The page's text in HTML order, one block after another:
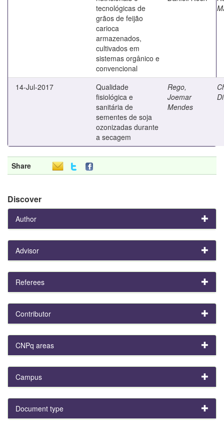
tecnológicas de
grãos de feijão
carioca
armazenados,
cultivados em
sistemas orgânico e
convencional
14-Jul-2017
Qualidade
fisiológica e
sanitária de
sementes de soja
ozonizadas durante
a secagem
Rego,
Joemar
Mendes
Share
Discover
Author
Advisor
Referees
Contributor
CNPq areas
Campus
Document type